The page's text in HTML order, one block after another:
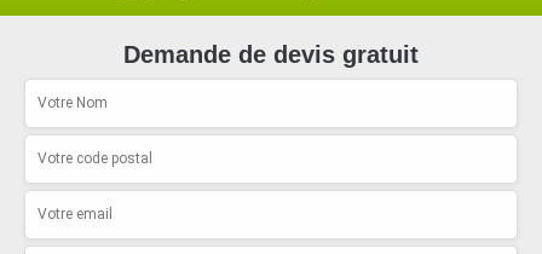
Demande de devis gratuit